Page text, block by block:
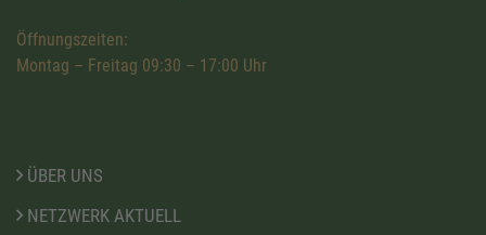
Öffnungszeiten:
Montag – Freitag 09:30 – 17:00 Uhr
ÜBER UNS
NETZWERK AKTUELL